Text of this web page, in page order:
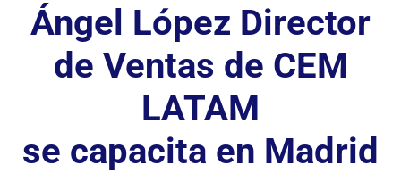
Ángel López Director
de Ventas de CEM
LATAM
se capacita en Madrid